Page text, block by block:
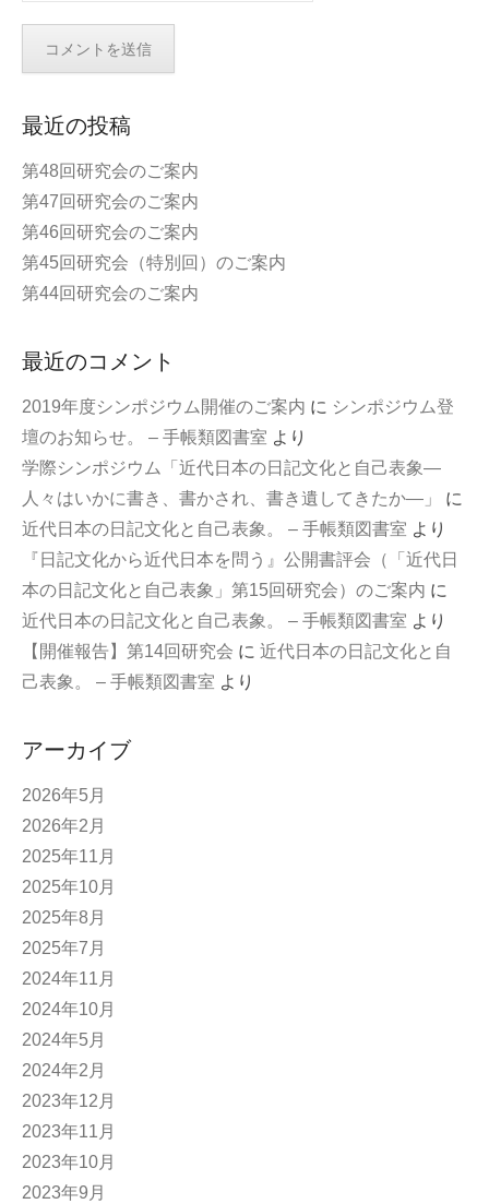
最近の投稿
第48回研究会のご案内
第47回研究会のご案内
第46回研究会のご案内
第45回研究会（特別回）のご案内
第44回研究会のご案内
最近のコメント
2019年度シンポジウム開催のご案内 に シンポジウム登
壇のお知らせ。 – 手帳類図書室 より
学際シンポジウム「近代日本の日記文化と自己表象—
人々はいかに書き、書かされ、書き遺してきたか—」
に
近代日本の日記文化と自己表象。 – 手帳類図書室 より
『日記文化から近代日本を問う』公開書評会（「近代日
本の日記文化と自己表象」第15回研究会）のご案内 に
近代日本の日記文化と自己表象。 – 手帳類図書室 より
【開催報告】第14回研究会 に 近代日本の日記文化と自
己表象。 – 手帳類図書室 より
アーカイブ
2026年5月
2026年2月
2025年11月
2025年10月
2025年8月
2025年7月
2024年11月
2024年10月
2024年5月
2024年2月
2023年12月
2023年11月
2023年10月
2023年9月